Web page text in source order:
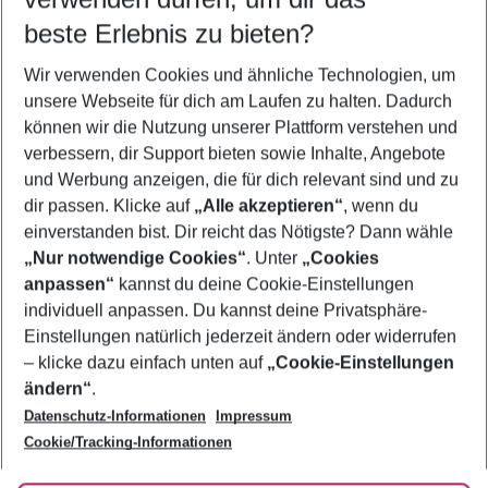
5-8 Nächte
2 Erwachsene Keine Kinder
Mehr Filter anzeigen
Footer
Footer navigation
Über uns
AGB
Bestpreisgarantie
Cookie-Einstellungen ändern
Cookie-Richtlinie
Agenturbetreuung
Barrierefreies Reisen
Folge uns
beste Erlebnis zu bieten?
Wir verwenden Cookies und ähnliche Technologien, um
unsere Webseite für dich am Laufen zu halten. Dadurch
können wir die Nutzung unserer Plattform verstehen und
verbessern, dir Support bieten sowie Inhalte, Angebote
und Werbung anzeigen, die für dich relevant sind und zu
dir passen. Klicke auf „Alle akzeptieren“, wenn du
einverstanden bist. Dir reicht das Nötigste? Dann wähle
„Nur notwendige Cookies“. Unter „Cookies
anpassen“ kannst du deine Cookie-Einstellungen
individuell anpassen. Du kannst deine Privatsphäre-
Einstellungen natürlich jederzeit ändern oder widerrufen
– klicke dazu einfach unten auf „Cookie-Einstellungen
ändern“.
Datenschutz-Informationen
Impressum
Cookie/Tracking-Informationen